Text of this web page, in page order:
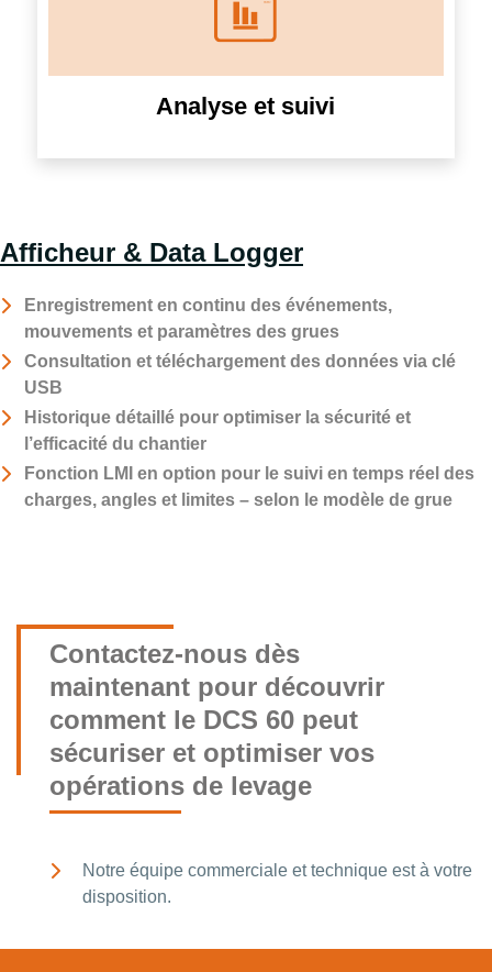
Analyse et suivi
Afficheur & Data Logger
Enregistrement en continu des événements,
mouvements et paramètres des grues
Consultation et téléchargement des données via clé
USB
Historique détaillé pour optimiser la sécurité et
l’efficacité du chantier
Fonction LMI en option pour le suivi en temps réel des
charges, angles et limites – selon le modèle de grue
Contactez-nous dès
maintenant pour découvrir
comment le DCS 60 peut
sécuriser et optimiser vos
opérations de levage
Notre équipe commerciale et technique est à votre
disposition.